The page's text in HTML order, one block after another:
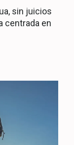
sin juicios
centrada en